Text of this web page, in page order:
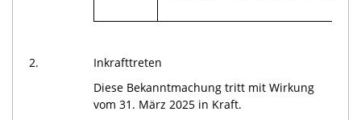
2.
Inkrafttreten
Diese Bekanntmachung tritt mit Wirkung
vom 31. März 2025 in Kraft.